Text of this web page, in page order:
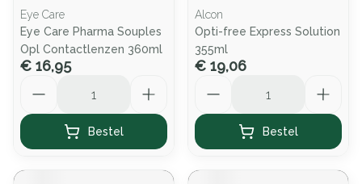
Eye Care
Eye Care Pharma Souples
Opl Contactlenzen 360ml
€ 16,95
Bestel
Alcon
Opti-free Express Solution
355ml
€ 19,06
Bestel